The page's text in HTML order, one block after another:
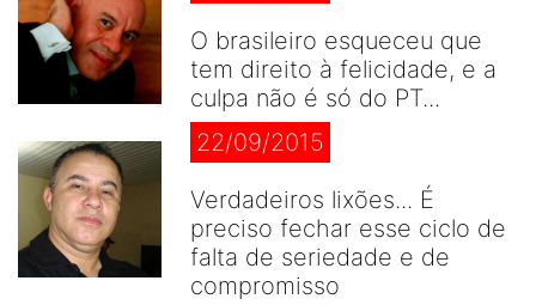
O brasileiro esqueceu que
tem direito à felicidade, e a
culpa não é só do PT...
22/09/2015
Verdadeiros lixões... É
preciso fechar esse ciclo de
falta de seriedade e de
compromisso